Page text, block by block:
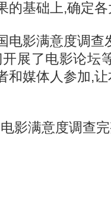
的基础上,确定
影满意度调查
展了电影论坛
和媒体人参加,
满意度调查完